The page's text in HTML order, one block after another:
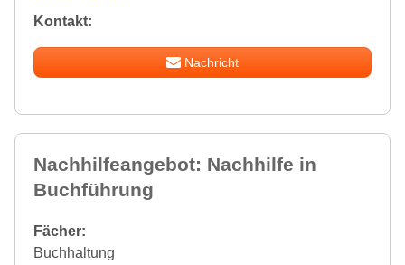
Kontakt:
Nachricht
Nachhilfeangebot: Nachhilfe in
Buchführung
Fächer:
Buchhaltung